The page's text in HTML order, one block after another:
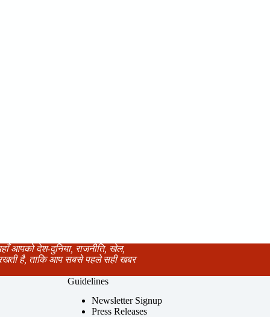
आपको देश-दुनिया, राजनीति, खेल,
है, ताकि आप सबसे पहले सही खबर
Guidelines
Newsletter Signup
Press Releases